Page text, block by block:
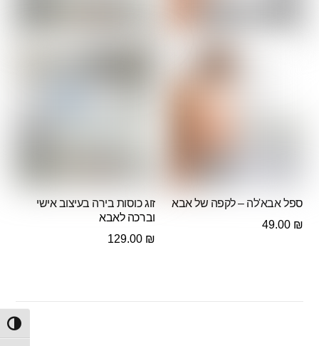
ספל אבא'לה – לקפה של אבא
49.00 ₪
זוג כוסות בירה בעיצוב אישי
וברכה לאבא
129.00 ₪